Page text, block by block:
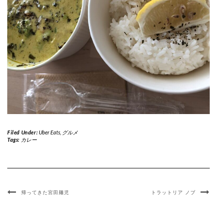
Filed Under:Uber Eats, グルメ
Tags: カレー
帰ってきた宮田麺児 トラットリア ノブ